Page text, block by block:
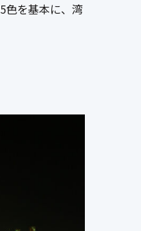
色を基本に、湾